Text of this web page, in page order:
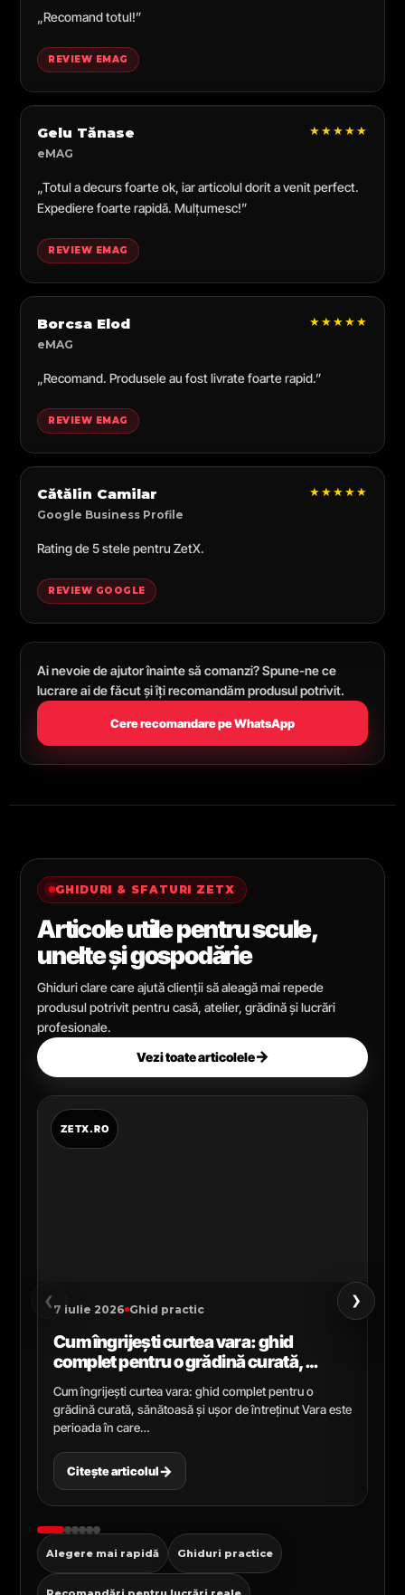
„Recomand totul!”
REVIEW EMAG
Gelu Tănase
eMAG
★★★★★
„Totul a decurs foarte ok, iar articolul dorit a venit perfect.
Expediere foarte rapidă. Mulțumesc!”
REVIEW EMAG
Borcsa Elod
eMAG
★★★★★
„Recomand. Produsele au fost livrate foarte rapid.”
REVIEW EMAG
Cătălin Camilar
Google Business Profile
★★★★★
Rating de 5 stele pentru ZetX.
REVIEW GOOGLE
Ai nevoie de ajutor înainte să comanzi? Spune-ne ce
lucrare ai de făcut și îți recomandăm produsul potrivit.
Cere recomandare pe WhatsApp
GHIDURI & SFATURI ZETX
Articole utile pentru scule,
unelte și gospodărie
Ghiduri clare care ajută clienții să aleagă mai repede
produsul potrivit pentru casă, atelier, grădină și lucrări
profesionale.
Vezi toate articolele→
‹ 7 iulie 2026 Ghid practic
Cum îngrijești curtea vara: ghid
complet pentru o grădină curată,
sănătoasă și ușor de întreținut
Cum îngrijești curtea vara: ghid complet pentru o
grădină curată, sănătoasă și ușor de întreținut Vara este
perioada în care…
Citește articolul→
›
Alegere mai rapidă Ghiduri practice